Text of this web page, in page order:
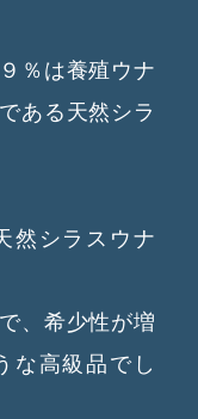
％は養殖ウナ
ある天然シラ
然シラスウナ
、希少性が増
な高級品でし